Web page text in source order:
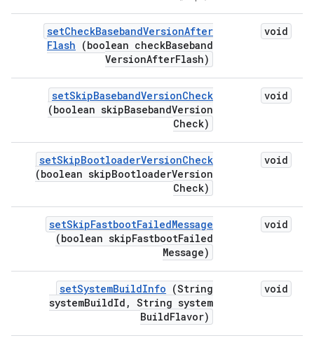
void
setCheckBasebandVersionAfter
Flash (boolean checkBaseband
VersionAfterFlash)
void
setSkipBasebandVersionCheck
(boolean skipBasebandVersion
Check)
void
setSkipBootloaderVersionCheck
(boolean skipBootloaderVersion
Check)
void
setSkipFastbootFailedMessage
(boolean skipFastbootFailed
Message)
void
setSystemBuildInfo (String
systemBuildId , String system
BuildFlavor)